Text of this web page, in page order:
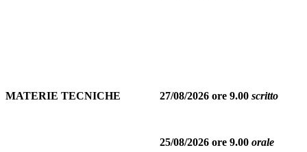
MATERIE TECNICHE 27/08/2026 ore 9.00 scritto
25/08/2026 ore 9.00 orale